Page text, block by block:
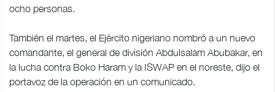
ocho personas.
También el martes, el Ejército nigeriano nombró a un nuevo
comandante, el general de división Abdulsalam Abubakar, en
la lucha contra Boko Haram y la ISWAP en el noreste, dijo el
portavoz de la operación en un comunicado.